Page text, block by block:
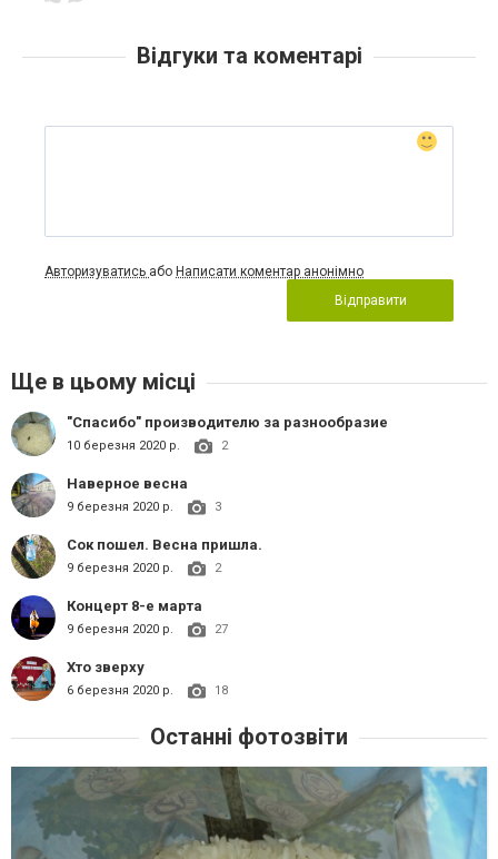
Відгуки та коментарі
Авторизуватись або Написати коментар анонімно
Відправити
Ще в цьому місці
"Спасибо" производителю за разнообразие
10 березня 2020 р. 2
Наверное весна
9 березня 2020 р. 3
Сок пошел. Весна пришла.
9 березня 2020 р. 2
Концерт 8-е марта
9 березня 2020 р. 27
Хто зверху
6 березня 2020 р. 18
Останні фотозвіти